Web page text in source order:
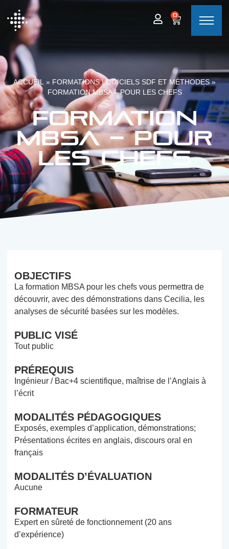
0
ACCUEIL » FORMATIONS LOGICIELS SDF ET MÉTHODES»
FORMATION MBSA – POUR LES CHEFS
Formation
MBSA – pour
les chefs
OBJECTIFS
La formation MBSA pour les chefs vous permettra de
découvrir, avec des démonstrations dans Cecilia, les
analyses de sécurité basées sur les modèles.
PUBLIC VISÉ
Tout public
PRÉREQUIS
Ingénieur / Bac+4 scientifique, maîtrise de l’Anglais à
l’écrit
MODALITÉS PÉDAGOGIQUES
Exposés, exemples d’application, démonstrations;
Présentations écrites en anglais, discours oral en
français
MODALITÉS D’ÉVALUATION
Aucune
FORMATEUR
Expert en sûreté de fonctionnement (20 ans
d’expérience)